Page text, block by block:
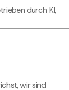
durch KI,
wir sind